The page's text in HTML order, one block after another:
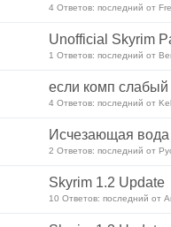
4 Ответов: последний от
Unofficial Skyrim
1 Ответов: последний от
если комп слабый
4 Ответов: последний от
Исчезающая
2 Ответов: последний от
Skyrim 1.2 Update
10 Ответов: последний от